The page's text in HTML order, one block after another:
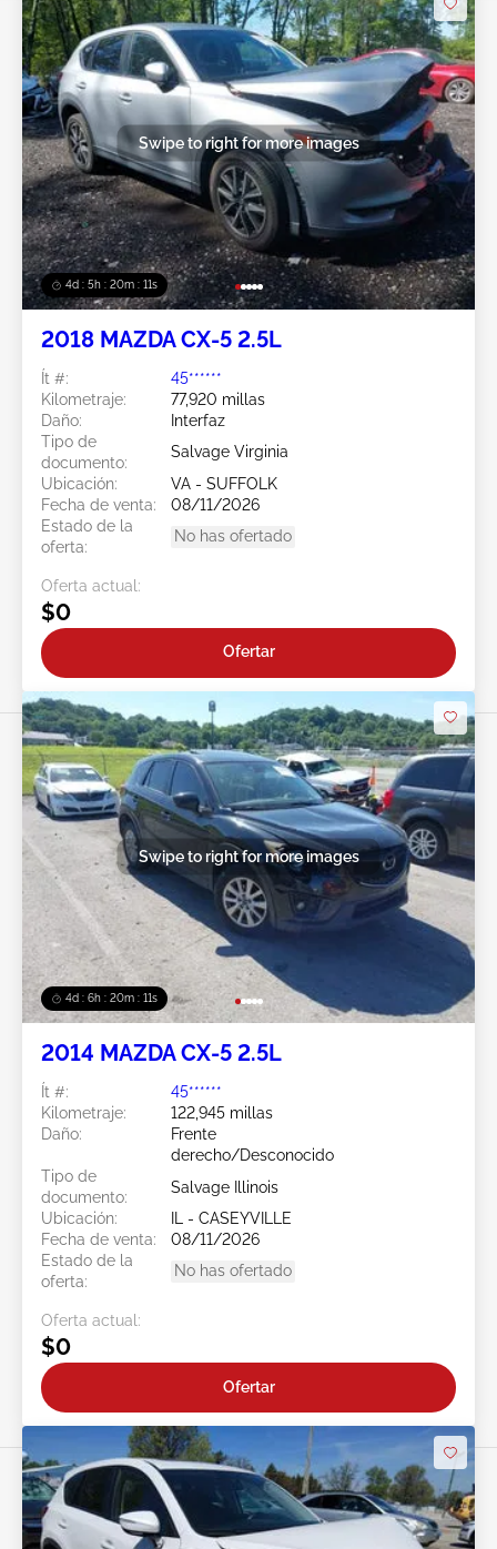
4d : 5h : 20m : 08s
Swipe to right for more images
2018 MAZDA CX-5 2.5L
Ít #:
45******
Kilometraje:
77,920 millas
Daño:
Interfaz
Tipo de
documento:
Salvage Virginia
Ubicación:
VA - SUFFOLK
Fecha de venta:
08/11/2026
Estado de la
oferta:
No has ofertado
Oferta actual:
$0
Ofertar
4d : 6h : 20m : 08s
Swipe to right for more images
2014 MAZDA CX-5 2.5L
Ít #:
45******
Kilometraje:
122,945 millas
Daño:
Frente
derecho/Desconocido
Tipo de
documento:
Salvage Illinois
Ubicación:
IL - CASEYVILLE
Fecha de venta:
08/11/2026
Estado de la
oferta:
No has ofertado
Oferta actual:
$0
Ofertar